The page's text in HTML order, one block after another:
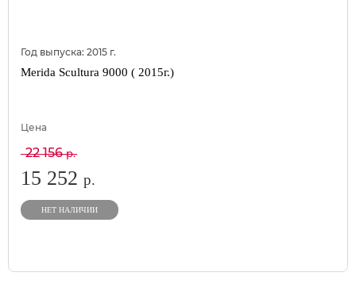
Год выпуска: 2015 г.
Merida Scultura 9000 ( 2015г.)
Цена
22 156р.
15 252 р.
НЕТ НАЛИЧИИ